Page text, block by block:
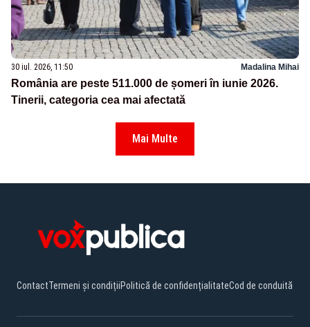
30 iul. 2026, 11:50 Madalina Mihai
România are peste 511.000 de șomeri în iunie 2026.
Tinerii, categoria cea mai afectată
Mai Multe
ContactTermeni și condițiiPolitică de confidențialitateCod de conduită